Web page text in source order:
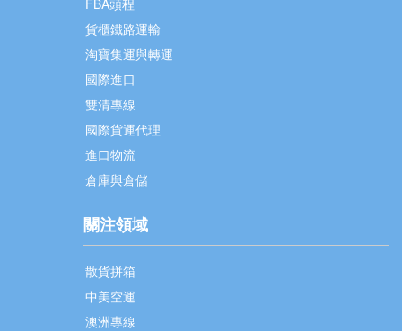
貨櫃鐵路運輸
淘寶集運與轉運
國際進口
雙清專線
國際貨運代理
進口物流
倉庫與倉儲
關注領域
散貨拼箱
中美空運
澳洲專線